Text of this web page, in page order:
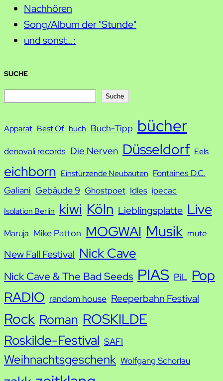
Nachhören
Song/Album der "Stunde"
und sonst…:
SUCHE
c
Suche
Apparat Best Of buch Buch-Tipp bücher
denovali records Die Nerven Düsseldorf Eels
eichborn Einstürzende Neubauten Fontaines D.C.
Galiani Gebäude 9 Ghostpoet Idles ipecac
Isolation Berlin kiwi Köln Lieblingsplatte Live
Maruja Mike Patton MOGWAI Musik mute
New Fall Festival Nick Cave
Nick Cave & The Bad Seeds PIAS PiL Pop
RADIO random house Reeperbahn Festival
Rock Roman ROSKILDE
Roskilde-Festival SAFI
Weihnachtsgeschenk Wolfgang Schorlau